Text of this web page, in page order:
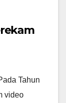
Tahun
video